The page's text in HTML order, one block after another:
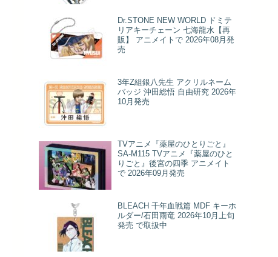
Dr.STONE NEW WORLD ドミテ
リアキーチェーン 七海龍水【再
販】 アニメイトで 2026年08月発
売
3年Z組銀八先生 アクリルネーム
バッジ 沖田総悟 自由研究 2026年
10月発売
TVアニメ『薬屋のひとりごと』
SA-M115 TVアニメ『薬屋のひと
りごと』後宮の四季 アニメイト
で 2026年09月発売
BLEACH 千年血戦篇 MDF キーホ
ルダー/石田雨竜 2026年10月上旬
発売 で取扱中